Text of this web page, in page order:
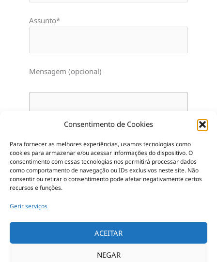
Consentimento de Cookies
Para fornecer as melhores experiências, usamos tecnologias como
cookies para armazenar e/ou acessar informações do dispositivo.O
consentimento com essas tecnologias nos permitirá processar dados
como comportamento de navegação ou IDs exclusivos neste site. Não
consentir ou retirar o consentimento pode afetar negativamente certos
recursos e funções.
Gerir serviços
ACEITAR
NEGAR
Assunto*
Mensagem (opcional)